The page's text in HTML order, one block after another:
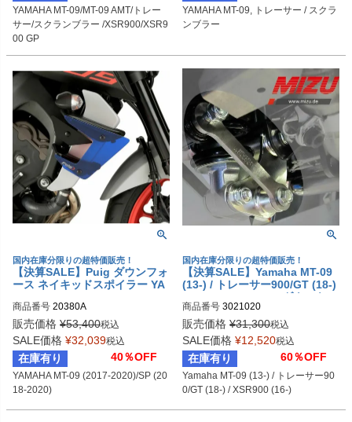
YAMAHA MT-09/MT-09 AMT/トレー
サー/スクランブラー /XSR900/XSR9
00 GP
YAMAHA MT-09, トレーサー / スクラ
ンブラー
国内在庫分限りの超特価販売！
【決算SALE】Puig ダウンフォ
ース ネイキッドスポイラー YA
(2018-2020)
商品番号 20380A
販売価格 ¥53,400税込
SALE価格 ¥32,039税込
在庫有り 40％OFF
YAMAHA MT-09 (2017-2020)/SP (20
18-2020)
国内在庫分限りの超特価販売！
【決算SALE】Yamaha MT-09
(13-) / トレーサー900/GT (18-)
/ XSR900 (16-) ローダウンキッ
ト(25mm) MIZU
商品番号 3021020
販売価格 ¥31,300税込
SALE価格 ¥12,520税込
在庫有り 60％OFF
Yamaha MT-09 (13-) / トレーサー90
0/GT (18-) / XSR900 (16-)